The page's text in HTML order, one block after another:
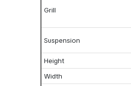
Grill
Suspension
Height
Width